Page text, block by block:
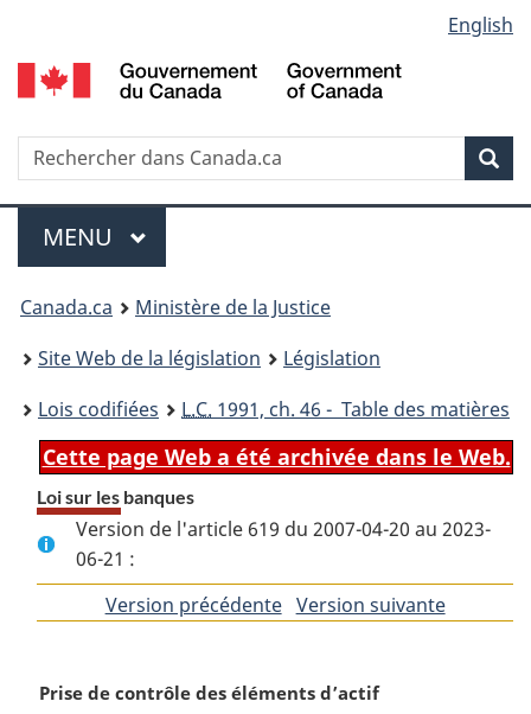
au
contenu
propos
de
la
HTML
simplifiée
selection
English
Recherche
Menu
MENU PRINCIPAL
You
are
here:
Canada.ca
Ministère de la Justice
Site Web de la législation
Législation
Lois codifiées
L.C. 1991, ch. 46 - Table des matières
Cette page Web a été archivée dans le Web.
Loi sur les banques
Version de l'article 619 du 2007-04-20 au 2023-
06-21 :
Version précédentedeVersion suivantede
N
Prise de contrôle des éléments d’actif